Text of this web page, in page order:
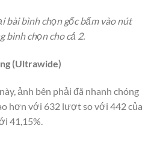
bài bình chọn gốc bấm vào nút
bình chọn cho cả 2.
(Ultrawide)
ảnh bên phải đã nhanh chóng
hơn với 632 lượt so với 442 của
41,15%.